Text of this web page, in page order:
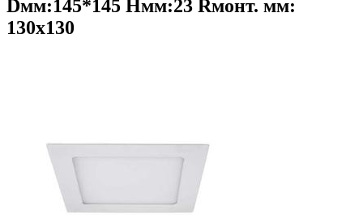
Dмм:145*145 Hмм:23 Rмонт. мм:
130х130